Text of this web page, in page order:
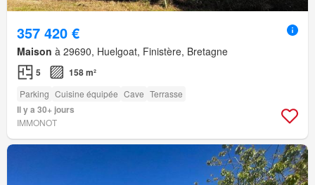
357 420 €
Maison à 29690, Huelgoat, Finistère, Bretagne
5 158 m²
Parking Cuisine équipée Cave Terrasse
Il y a 30+ jours
IMMONOT